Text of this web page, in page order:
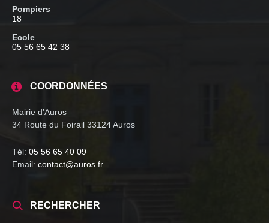
Pompiers
18
Ecole
05 56 65 42 38
COORDONNÉES
Mairie d’Auros
34 Route du Foirail 33124 Auros
Tél: 05 56 65 40 09
Email: contact@auros.fr
RECHERCHER